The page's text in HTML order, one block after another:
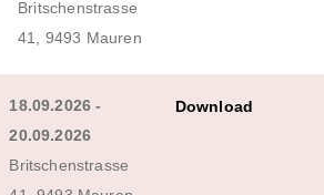
Britschenstrasse
41, 9493 Mauren
18.09.2026 -
20.09.2026
Britschenstrasse
Download